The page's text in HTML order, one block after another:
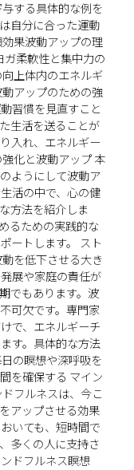
する具体的な例を
自分に合った運動
果波動アップの理
柔軟性と集中力の
上体内のエネルギ
アップのための強
習慣を見直すこと
生活を送ることが
入れ、エネルギー
化と波動アップ 本
ようにして波動ア
活の中で、心の健
方法を紹介しま
るための実践的な
ートします。 スト
を低下させる大き
展や家庭の責任が
でもあります。波
可欠です。専門家
で、エネルギーチ
す。具体的な方法
の瞑想や深呼吸を
を確保する マイン
フルネスは、今こ
アップさせる効果
いても、短時間で
多くの人に支持さ
ドフルネス瞑想